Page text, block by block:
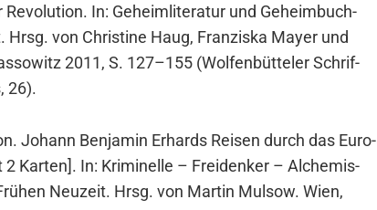
In: Geheim­li­te­ra­tur und Geheim­buch­
von Chris­ti­ne Haug, Fran­zis­ka May­er und
2011, S. 127–155 (Wol­fen­büt­te­ler Schrif­
26).
Johann Ben­ja­min Erhards Rei­sen durch das Euro­
Kar­ten]. In: Kri­mi­nel­le – Frei­den­ker – Alche­mis­
Neu­zeit. Hrsg. von Mar­tin Mul­sow. Wien,